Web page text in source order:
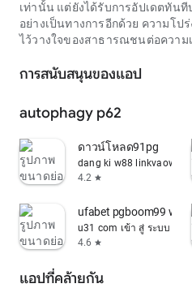
เท่านั้น แต่ยังได้รับการอัปเดตทัน
อย่างเป็นทางการอีกด้วย ความโ
ไว้วางใจของสาธารณชนต่อความ
การสนับสนุนของแอป
autophagy p62
ดาวน์โหลด91pg
dang ki w88
4.2 star
ufabet pgboom99 wiki
u31 com เข้า สู่ ระบบ ล่า
4.6 star
แอปที่คล้ายกัน